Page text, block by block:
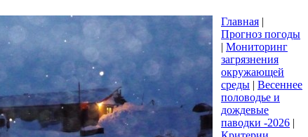
Главная |
Прогноз погоды
| Мониторинг
загрязнения
окружающей
среды | Весеннее
половодье и
дождевые
паводки -2026 |